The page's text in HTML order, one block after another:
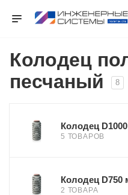
Колодец
песчаный
8
Колодец
5 ТОВАРОВ
Колодец
2 ТОВАРА